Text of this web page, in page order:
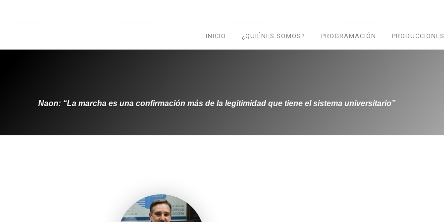
INICIO ¿QUIÉNES SOMOS? PROGRAMACIÓN
Naon: “La marcha es una confirmación más de la legitimidad que tiene el sistema universitario”